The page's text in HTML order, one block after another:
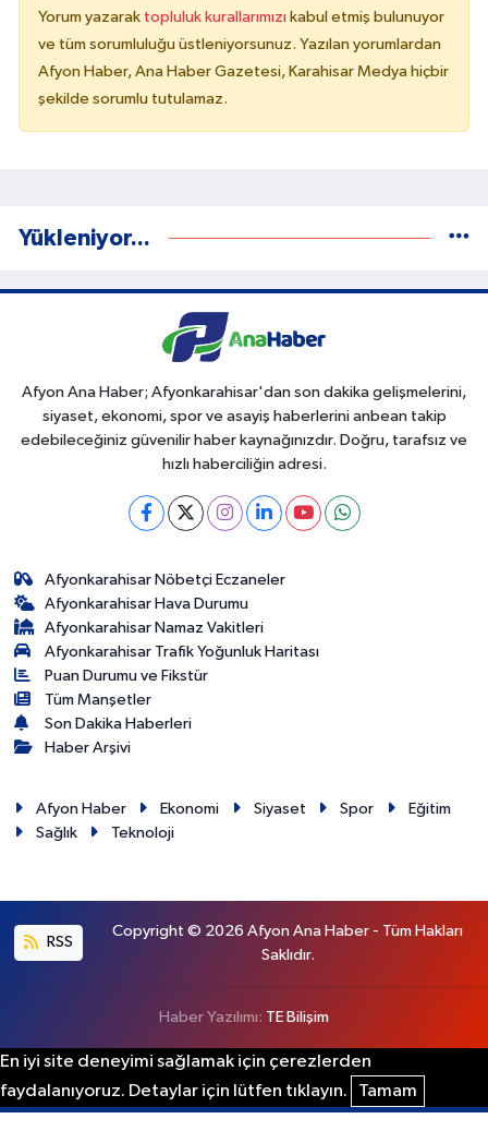
Yorum yazarak topluluk kurallarımızı kabul etmiş bulunuyor
ve tüm sorumluluğu üstleniyorsunuz. Yazılan yorumlardan
Afyon Haber, Ana Haber Gazetesi, Karahisar Medya hiçbir
şekilde sorumlu tutulamaz.
Yükleniyor...
Afyon Ana Haber; Afyonkarahisar'dan son dakika gelişmelerini,
siyaset, ekonomi, spor ve asayiş haberlerini anbean takip
edebileceğiniz güvenilir haber kaynağınızdır. Doğru, tarafsız ve
hızlı haberciliğin adresi.
Afyonkarahisar Nöbetçi Eczaneler
Afyonkarahisar Hava Durumu
Afyonkarahisar Namaz Vakitleri
Afyonkarahisar Trafik Yoğunluk Haritası
Puan Durumu ve Fikstür
Tüm Manşetler
Son Dakika Haberleri
Haber Arşivi
Afyon Haber Ekonomi Siyaset Spor
Eğitim
Sağlık
Teknoloji
RSS
Copyright © 2026 Afyon Ana Haber - Tüm Hakları
Saklıdır.
Haber Yazılımı: TE Bilişim
En iyi site deneyimi sağlamak için çerezlerden
faydalanıyoruz. Detaylar için lütfen tıklayın.
Tamam